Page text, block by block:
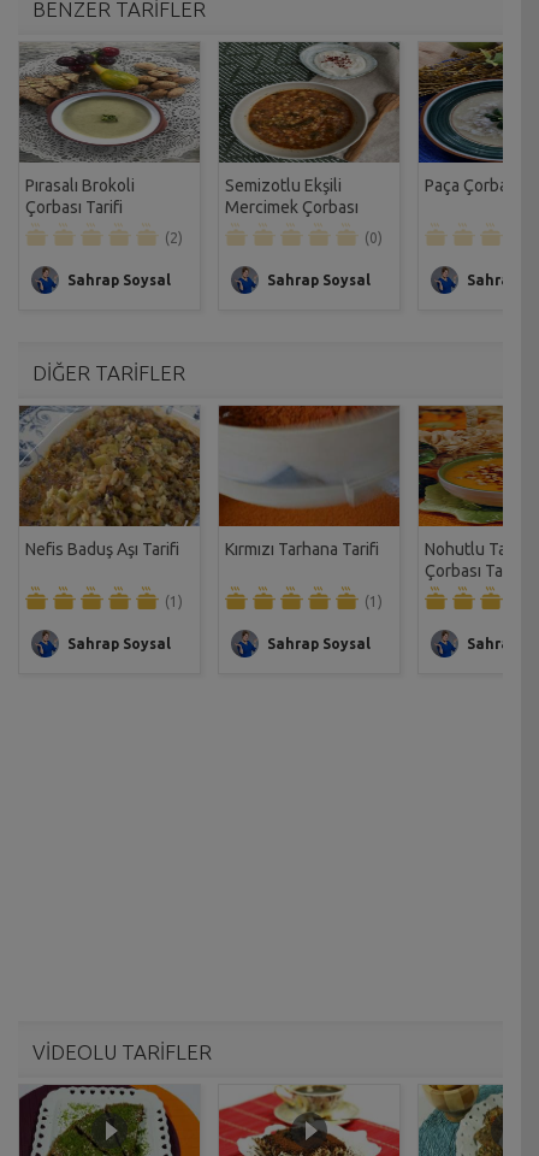
BENZER TARİFLER
Pırasalı Brokoli
Çorbası Tarifi
(2)
Sahrap Soysal
Semizotlu Ekşili
Mercimek Çorbası
Tarifi
(0)
Sahrap Soysal
Paça Çorbası
Sahrap
DİĞER TARİFLER
Nefis Baduş Aşı Tarifi
(1)
Sahrap Soysal
Kırmızı Tarhana Tarifi
(1)
Sahrap Soysal
Nohutlu
Çorbası Tarifi
Sahrap
VİDEOLU TARİFLER